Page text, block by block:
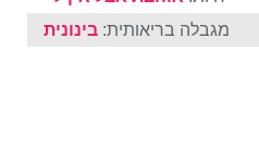
מגבלה בריאותית:בינונית